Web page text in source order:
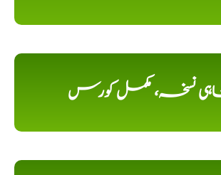
شاہی نسخہ، مکمل کورس